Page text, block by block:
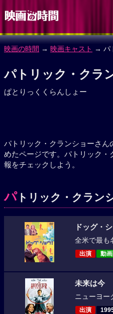
映画の時間 → 映画キャスト → パ
パトリック・クラ
ぱとりっくくらんしょー
パトリック・クランショーさ
めたページです。パトリック
報をチェックしよう。
パトリック・クラン
ドッグ・
全米で最も
出演 動
未来は今
ニューヨー
出演